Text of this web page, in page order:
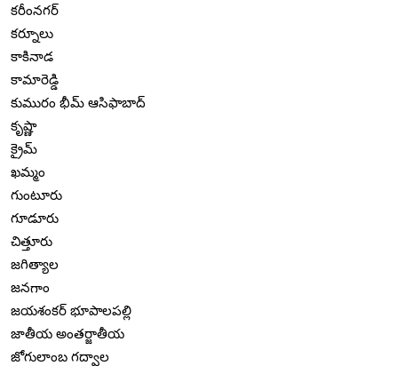
కరీంనగర్
కర్నూలు
కాకినాడ
కామారెడ్డి
కుమురం భీమ్ ఆసిఫాబాద్
కృష్ణా
క్రైమ్
ఖమ్మం
గుంటూరు
గూడూరు
చిత్తూరు
జగిత్యాల
జనగాం
జయశంకర్ భూపాలపల్లి
జాతీయ అంతర్జాతీయ
జోగులాంబ గద్వాల